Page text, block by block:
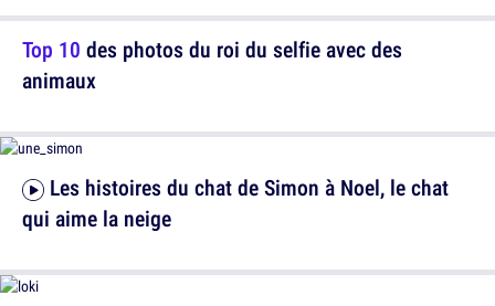
Top 10 des photos du roi du selfie avec des
animaux
qui aime la neige